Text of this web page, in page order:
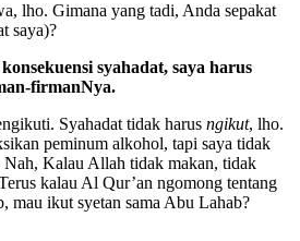
lho. Gimana yang tadi, Anda sepakat
saya)?
syahadat, saya harus
firmanNya.
Syahadat tidak harus ngikut, lho.
peminum alkohol, tapi saya tidak
Kalau Allah tidak makan, tidak
kalau Al Qur’an ngomong tentang
mau ikut syetan sama Abu Lahab?